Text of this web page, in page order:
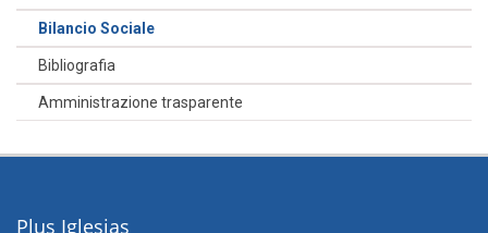
Bilancio Sociale
Bibliografia
Amministrazione trasparente
Plus Iglesias